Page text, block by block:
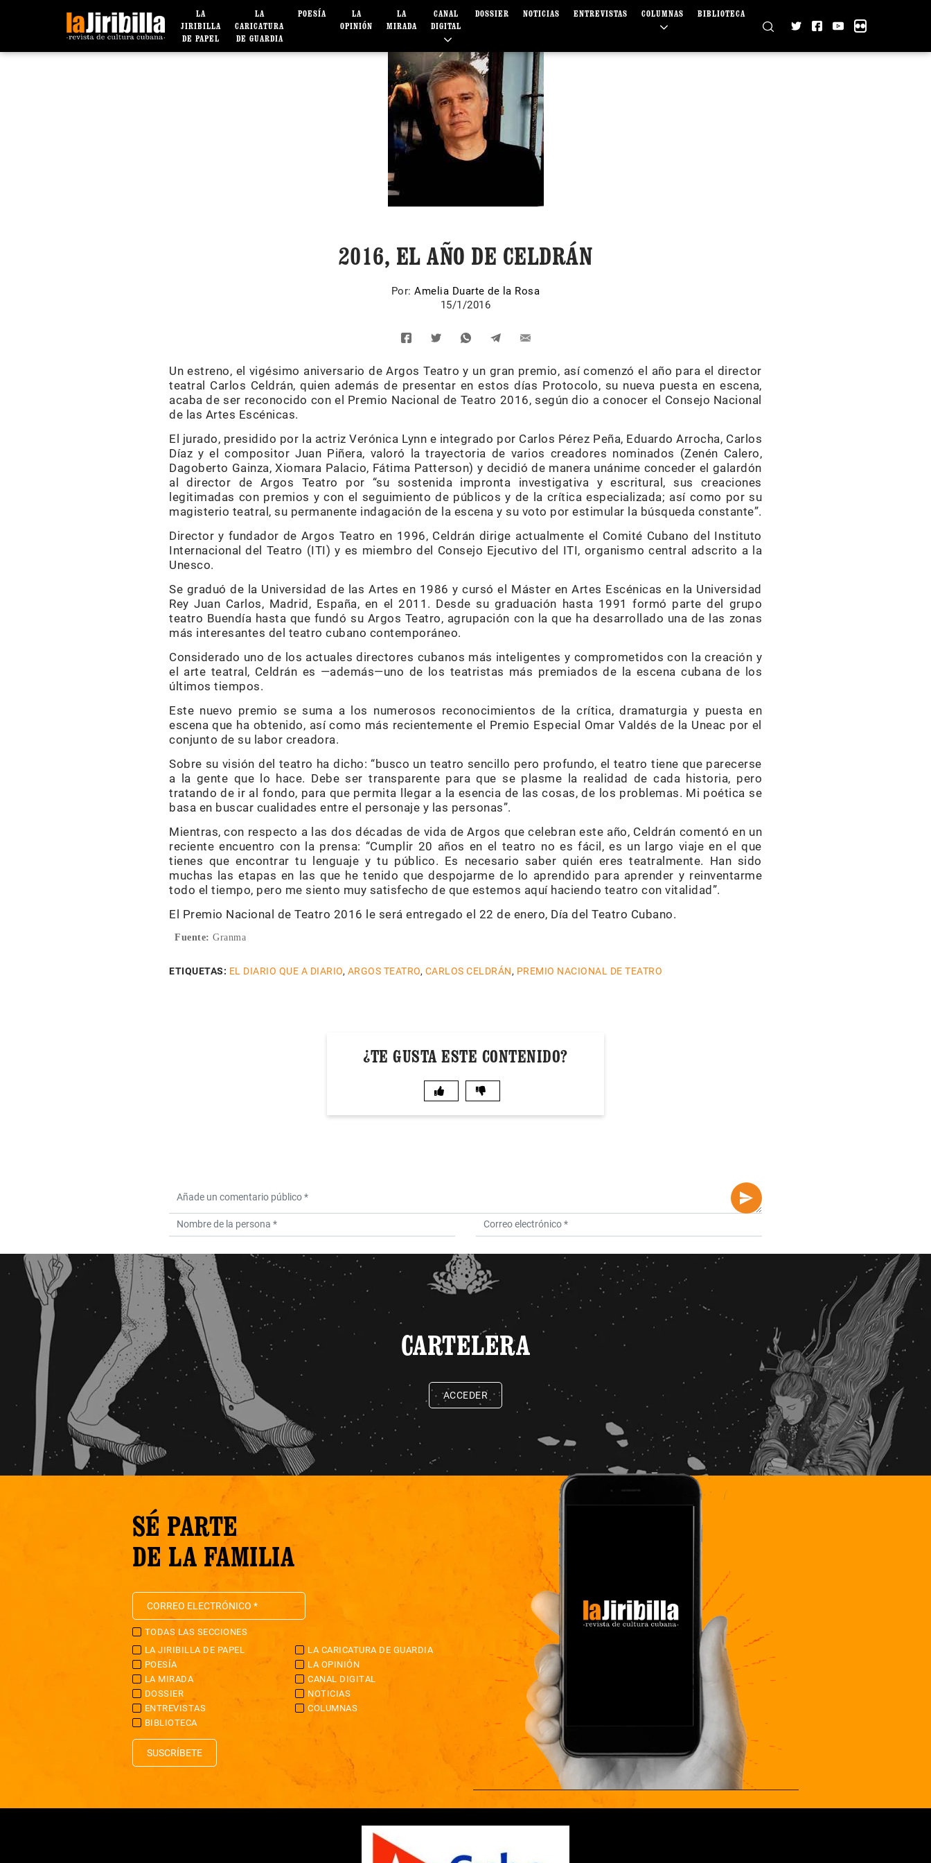
LA
JIRIBILLA
DE PAPEL
LA
CARICATURA
DE GUARDIA
POESÍA
LA
OPINIÓN
LA
MIRADA
CANAL
DIGITAL
DOSSIER NOTICIAS ENTREVISTAS COLUMNAS BIBLIOTECA
2016, EL AÑO DE CELDRÁN
Por:Amelia Duarte de la Rosa
15/1/2016
Un estreno, el vigésimo aniversario de Argos Teatro y un gran premio, así comenzó el año para el director
teatral Carlos Celdrán, quien además de presentar en estos días Protocolo, su nueva puesta en escena,
acaba de ser reconocido con el Premio Nacional de Teatro 2016, según dio a conocer el Consejo Nacional
de las Artes Escénicas.
El jurado, presidido por la actriz Verónica Lynn e integrado por Carlos Pérez Peña, Eduardo Arrocha, Carlos
Díaz y el compositor Juan Piñera, valoró la trayectoria de varios creadores nominados (Zenén Calero,
Dagoberto Gainza, Xiomara Palacio, Fátima Patterson) y decidió de manera unánime conceder el galardón
al director de Argos Teatro por “su sostenida impronta investigativa y escritural, sus creaciones
legitimadas con premios y con el seguimiento de públicos y de la crítica especializada; así como por su
magisterio teatral, su permanente indagación de la escena y su voto por estimular la búsqueda constante”.
Director y fundador de Argos Teatro en 1996, Celdrán dirige actualmente el Comité Cubano del Instituto
Internacional del Teatro (ITI) y es miembro del Consejo Ejecutivo del ITI, organismo central adscrito a la
Unesco.
Se graduó de la Universidad de las Artes en 1986 y cursó el Máster en Artes Escénicas en la Universidad
Rey Juan Carlos, Madrid, España, en el 2011. Desde su graduación hasta 1991 formó parte del grupo
teatro Buendía hasta que fundó su Argos Teatro, agrupación con la que ha desarrollado una de las zonas
más interesantes del teatro cubano contemporáneo.
Considerado uno de los actuales directores cubanos más inteligentes y comprometidos con la creación y
el arte teatral, Celdrán es —además—uno de los teatristas más premiados de la escena cubana de los
últimos tiempos.
Este nuevo premio se suma a los numerosos reconocimientos de la crítica, dramaturgia y puesta en
escena que ha obtenido, así como más recientemente el Premio Especial Omar Valdés de la Uneac por el
conjunto de su labor creadora.
Sobre su visión del teatro ha dicho: “busco un teatro sencillo pero profundo, el teatro tiene que parecerse
a la gente que lo hace. Debe ser transparente para que se plasme la realidad de cada historia, pero
tratando de ir al fondo, para que permita llegar a la esencia de las cosas, de los problemas. Mi poética se
basa en buscar cualidades entre el personaje y las personas”.
Mientras, con respecto a las dos décadas de vida de Argos que celebran este año, Celdrán comentó en un
reciente encuentro con la prensa: “Cumplir 20 años en el teatro no es fácil, es un largo viaje en el que
tienes que encontrar tu lenguaje y tu público. Es necesario saber quién eres teatralmente. Han sido
muchas las etapas en las que he tenido que despojarme de lo aprendido para aprender y reinventarme
todo el tiempo, pero me siento muy satisfecho de que estemos aquí haciendo teatro con vitalidad”.
El Premio Nacional de Teatro 2016 le será entregado el 22 de enero, Día del Teatro Cubano.
Fuente: Granma
ETIQUETAS: EL DIARIO QUE A DIARIO, ARGOS TEATRO, CARLOS CELDRÁN, PREMIO NACIONAL DE TEATRO
¿TE GUSTA ESTE CONTENIDO?
CARTELERA
ACCEDER
SÉ PARTE
DE LA FAMILIA
TODAS LAS SECCIONES
LA JIRIBILLA DE PAPEL
LA CARICATURA DE GUARDIA
POESÍA
LA OPINIÓN
LA MIRADA
CANAL DIGITAL
DOSSIER
NOTICIAS
ENTREVISTAS
COLUMNAS
BIBLIOTECA
SUSCRÍBETE